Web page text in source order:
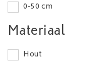
0-50 cm
Materiaal
Hout